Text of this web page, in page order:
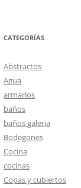
CATEGORÍAS
Abstractos
Agua
armarios
baños
baños galeria
Bodegones
Cocina
cocinas
Copas y cubiertos